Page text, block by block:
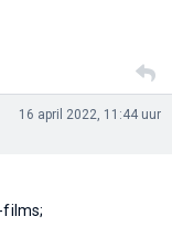
16 april 2022, 11:44 uur
films;